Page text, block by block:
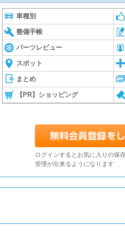
車種別
整備手帳
パーツレビュー
スポット
まとめ
【PR】ショッピング
ログインするとお気に入りの保
管理が出来るようになります